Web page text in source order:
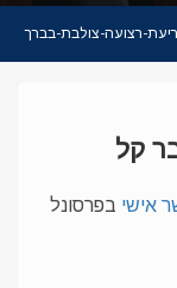
רצועה-צולבת-בברך
קל
אישי בפרסונל